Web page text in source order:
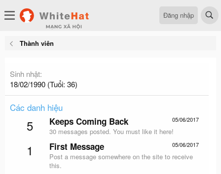
Đăng nhập
Thành viên
Sinh nhật
18/02/1990 (Tuổi: 36)
Các danh hiệu
5 05/06/2017
Keeps Coming Back
30 messages posted. You must like it here!
1 05/06/2017
First Message
Post a message somewhere on the site to receive
this.